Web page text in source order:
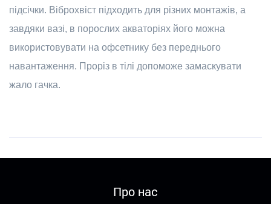
підсічки. Віброхвіст підходить для різних монтажів, а
завдяки вазі, в порослих акваторіях його можна
використовувати на офсетнику без переднього
навантаження. Проріз в тілі допоможе замаскувати
жало гачка.
Про нас